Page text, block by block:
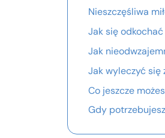
Nieszczęśliwa
Jak się
Jak
Jak wyleczyć się
Co jeszcze
Gdy